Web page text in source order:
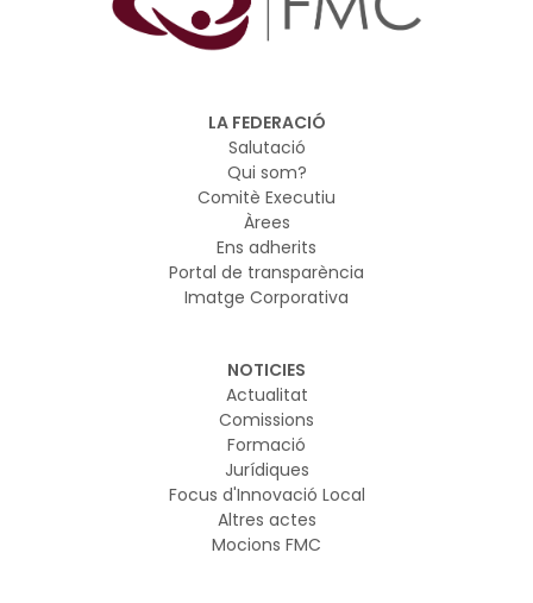
LA FEDERACIÓ
Salutació
Qui som?
Comitè Executiu
Àrees
Ens adherits
Portal de transparència
Imatge Corporativa
NOTICIES
Actualitat
Comissions
Formació
Jurídiques
Focus d'Innovació Local
Altres actes
Mocions FMC